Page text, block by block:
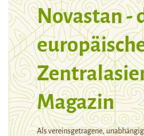
Novastan -
Magazin
Als vereinsgetragene,